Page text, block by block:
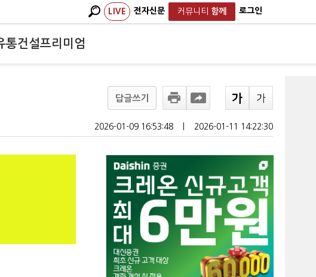
LIVE 전자신문 커뮤니티 함께 로그인
통건설프리미엄
답글쓰기
2026-01-09 16:53:48 2026-01-11 14:22:30